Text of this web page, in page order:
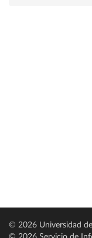
© 2026 Universidad de